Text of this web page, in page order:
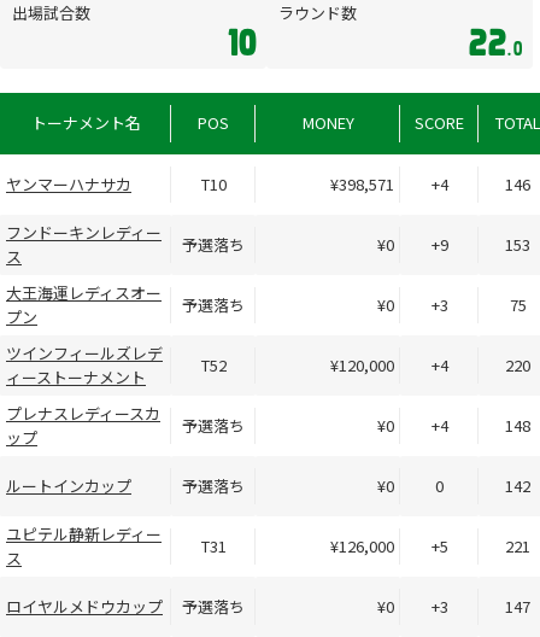
出場試合数
10
ラウンド数
22.0
トーナメント名 POS MONEY SCORE TOTAL
ヤンマーハナサカ T10 ¥398,571 +4 146
フンドーキンレディー
ス
予選落ち ¥0 +9 153
大王海運レディスオー
プン
予選落ち ¥0 +3 75
ツインフィールズレデ
ィーストーナメント
T52 ¥120,000 +4 220
プレナスレディースカ
ップ
予選落ち ¥0 +4 148
ルートインカップ 予選落ち ¥0 0 142
ユピテル静新レディー
ス
T31 ¥126,000 +5 221
ロイヤルメドウカップ 予選落ち ¥0 +3 147